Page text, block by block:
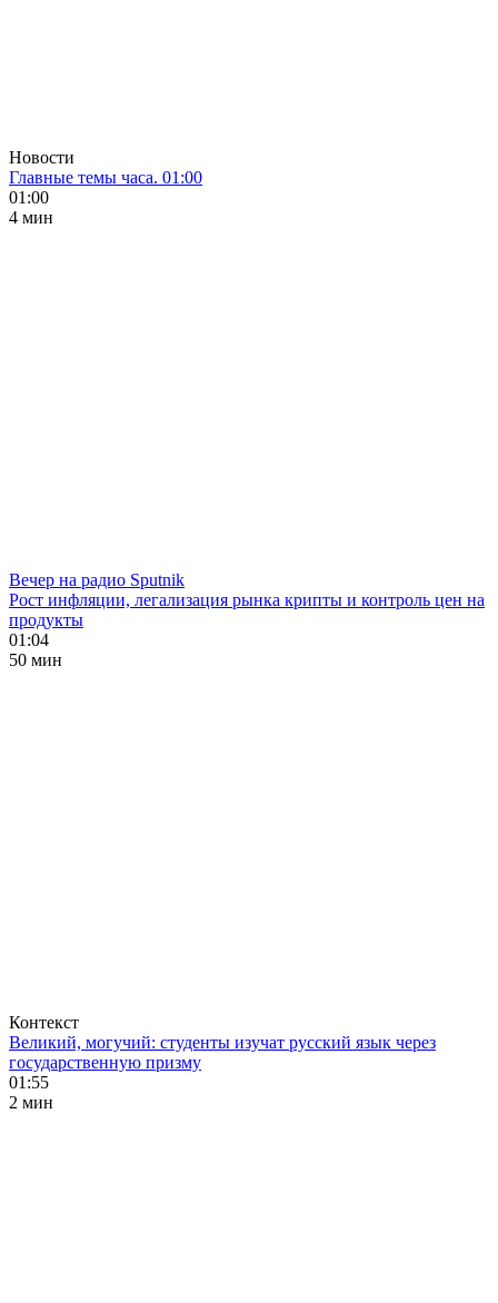
Новости
Главные темы часа. 01:00
01:00
4 мин
Вечер на радио Sputnik
Рост инфляции, легализация рынка крипты и контроль цен на
продукты
01:04
50 мин
Контекст
Великий, могучий: студенты изучат русский язык через
государственную призму
01:55
2 мин